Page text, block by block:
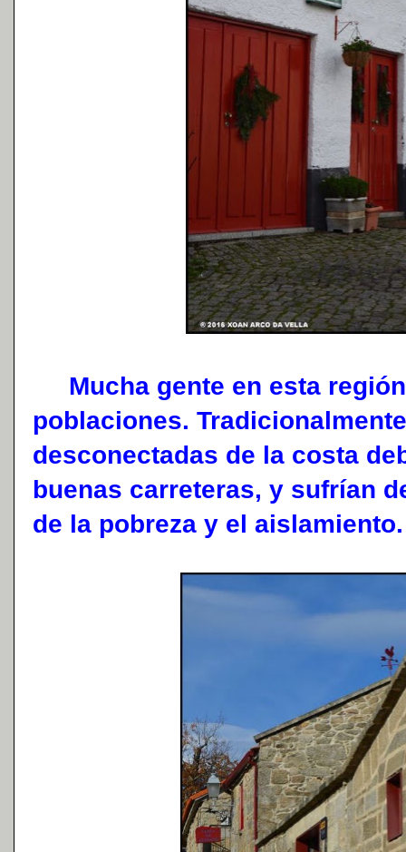
Mucha gente en esta
poblaciones.
desconectadas de la costa
buenas carreteras, y sufrían
de la pobreza y el